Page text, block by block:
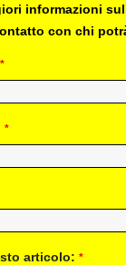
informazioni
con chi
*
*
articolo: *